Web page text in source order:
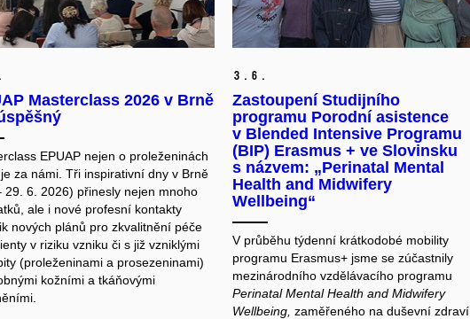
Masterclass 2026 v Brně
EPUAP nejen o proleženinách
za námi. Tři inspirativní dny v Brně
29. 6. 2026) přinesly nejen mnoho
ale i nové profesní kontakty
nových plánů pro zkvalitnění péče
v riziku vzniku či s již vzniklými
(proleženinami a prosezeninami)
kožními a tkáňovými
3. 6.
Zastoupení Studijního
programu Porodní asistence
v Blended Intensive Programu
(BIP) Erasmus + ve Slovinsku
s názvem: „Perinatal Mental
Health and Midwifery
Wellbeing“
V průběhu týdenní krátkodobé mobility
programu Erasmus+ jsme se zúčastnily
mezinárodního vzdělávacího programu
Perinatal Mental Health and Midwifery
Wellbeing, zaměřeného na duševní zdraví